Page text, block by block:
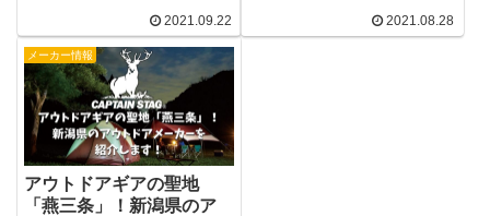
2021.09.22 2021.08.28
メーカー情報
アウトドアギアの聖地
「燕三条」！新潟県のア